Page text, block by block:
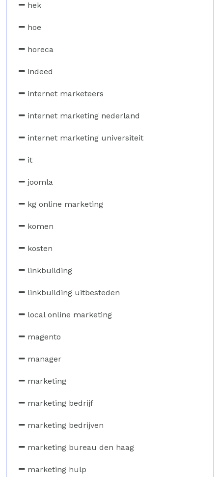
hek
hoe
horeca
indeed
internet marketeers
internet marketing nederland
internet marketing universiteit
it
joomla
kg online marketing
komen
kosten
linkbuilding
linkbuilding uitbesteden
local online marketing
magento
manager
marketing
marketing bedrijf
marketing bedrijven
marketing bureau den haag
marketing hulp